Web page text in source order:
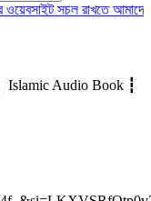
সচল রাখতে আমাদের
Islamic Audio Book ┇